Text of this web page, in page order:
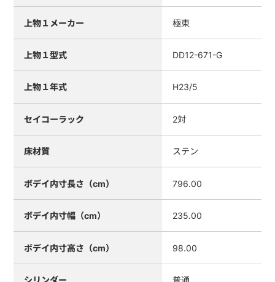
上物１メーカー 極東
上物１型式 DD12-671-G
上物１年式 H23/5
セイコーラック 2対
床材質 ステン
ボデイ内寸長さ（cm） 796.00
ボデイ内寸幅（cm） 235.00
ボデイ内寸高さ（cm） 98.00
シリンダー 普通